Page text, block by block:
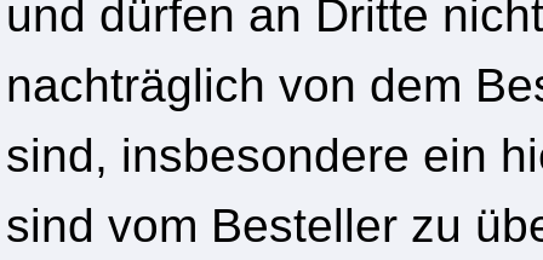
und dürfen an Dritte
nachträglich von dem
sind, insbesondere ein
sind vom Besteller zu